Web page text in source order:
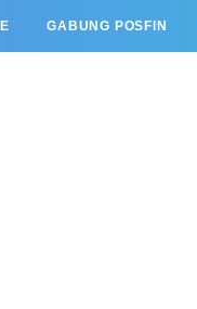
GABUNG POSFIN